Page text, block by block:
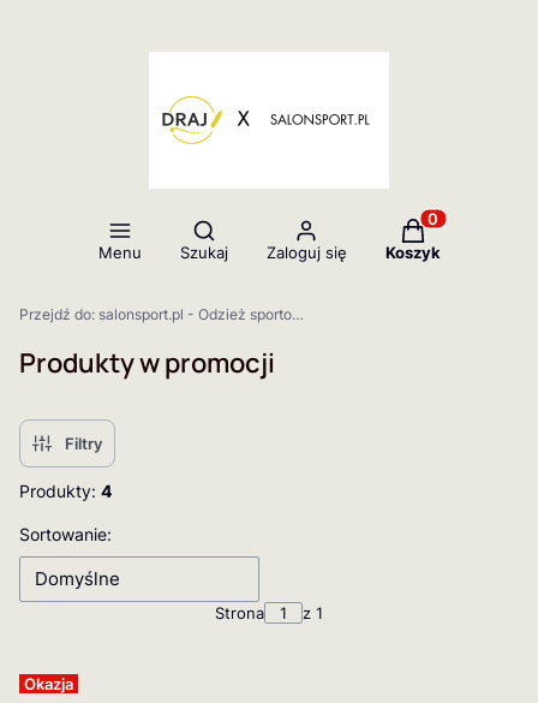
Menu
Otwórz wyszukiwarkę
Szukaj Zaloguj się
Produkty w
Koszyk
Przejdź do: salonsport.pl - Odzież sportowa | Nadruki i personalizacja odzieży
Produkty w promocji
Filtry
Produkty: 4
Lista produktów
Sortowanie:
Domyślne
Strona z 1
Okazja